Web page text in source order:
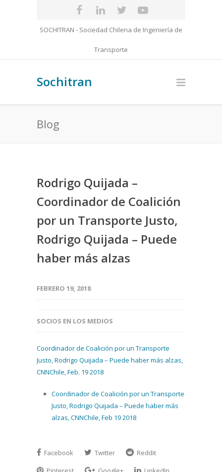
SOCHITRAN - Sociedad Chilena de Ingeniería de
Transporte
Sochitran
Blog
Rodrigo Quijada –
Coordinador de Coalición
por un Transporte Justo,
Rodrigo Quijada – Puede
haber más alzas
FEBRERO 19, 2018
SOCIOS EN LOS MEDIOS
Coordinador de Coalición por un Transporte
Justo, Rodrigo Quijada – Puede haber más alzas,
CNNChile, Feb. 19 2018
Coordinador de Coalición por un Transporte
Justo, Rodrigo Quijada – Puede haber más
alzas, CNNChile, Feb 19 2018
Facebook Twitter
Reddit